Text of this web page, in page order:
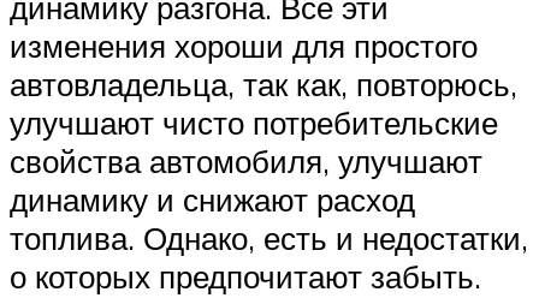
динамику разгона. Все эти
изменения хороши для простого
автовладельца, так как, повторюсь,
улучшают чисто потребительские
свойства автомобиля, улучшают
динамику и снижают расход
топлива. Однако, есть и недостатки,
о которых предпочитают забыть.